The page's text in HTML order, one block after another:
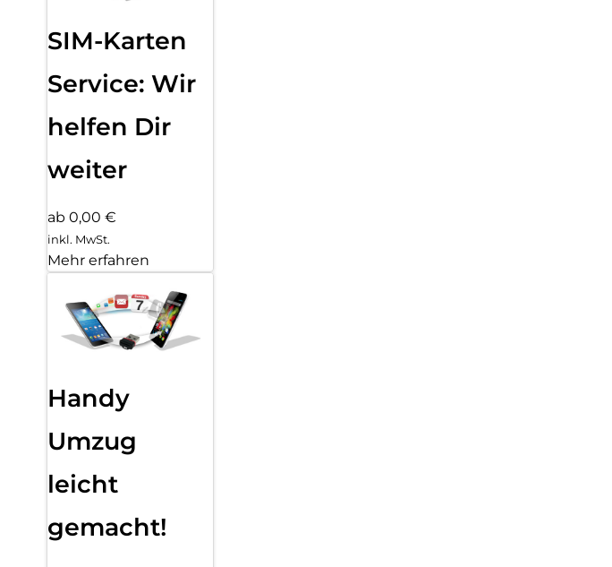
SIM-Karten
Service: Wir
helfen Dir
weiter
ab 0,00 €
inkl. MwSt.
Mehr erfahren
Handy
Umzug
leicht
gemacht!